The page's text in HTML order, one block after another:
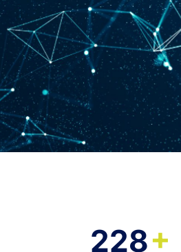
228+